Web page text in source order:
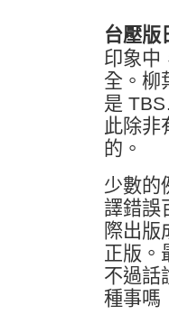
台壓版
印象中
全。柳
是
此除非
的。
少數的
譯錯誤
際出版
正版。
不過話
種事嗎